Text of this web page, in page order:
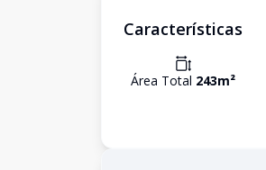
Características
Área Total 243m²